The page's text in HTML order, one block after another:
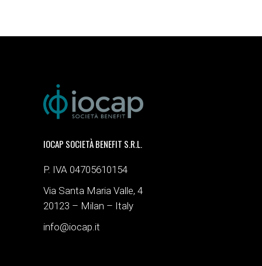
IOCAP SOCIETÀ BENEFIT S.R.L.
P. IVA 04705610154
Via Santa Maria Valle, 4
20123 – Milan – Italy
info@iocap.it